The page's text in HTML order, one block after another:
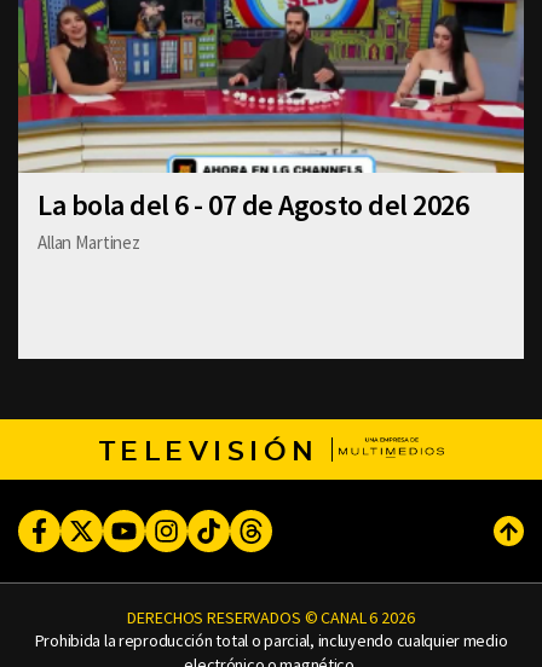
La bola del 6 - 07 de Agosto del 2026
Allan Martinez
TELEVISIÓN
FacebookTwitterYoutubeInstagram
TikTokThreads
DERECHOS RESERVADOS © CANAL 6 2026
Prohibida la reproducción total o parcial, incluyendo cualquier medio